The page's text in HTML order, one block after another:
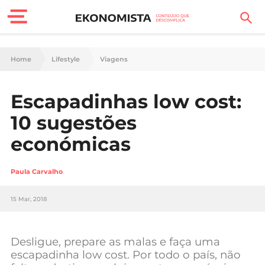
Finanças Pessoais
Carreira
Casa
Lifestyle
Sociedade
Negócios
Home Lifestyle Viagens
Escapadinhas low cost:
10 sugestões
económicas
Paula Carvalho
15 Mar, 2018
Desligue, prepare as malas e faça uma
escapadinha low cost. Por todo o país, não